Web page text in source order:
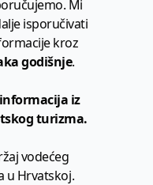
Mi
isporučivati
kroz
godišnje.
iz
turizma.
vodećeg
u Hrvatskoj.